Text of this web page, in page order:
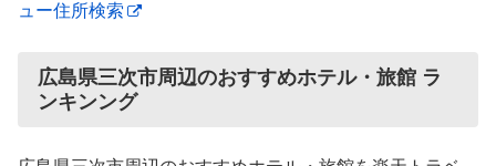
ュー住所検索
広島県三次市周辺のおすすめホテル・旅館 ラ
ンキンング